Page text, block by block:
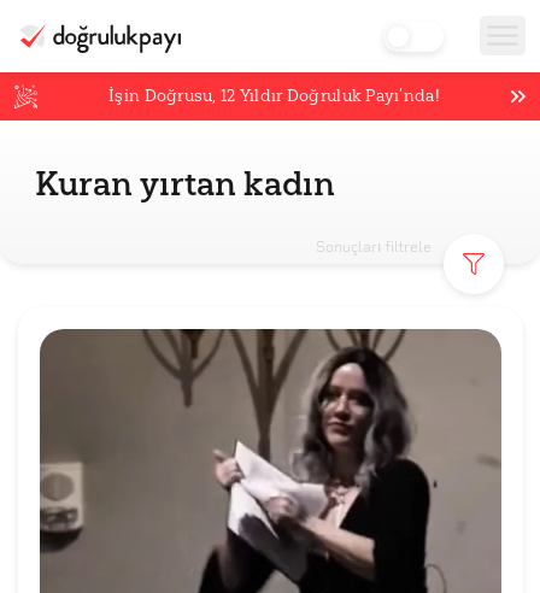
İşin Doğrusu,12 Yıldır Doğruluk Payı’nda!
Kuran yırtan kadın
Sonuçları filtrele